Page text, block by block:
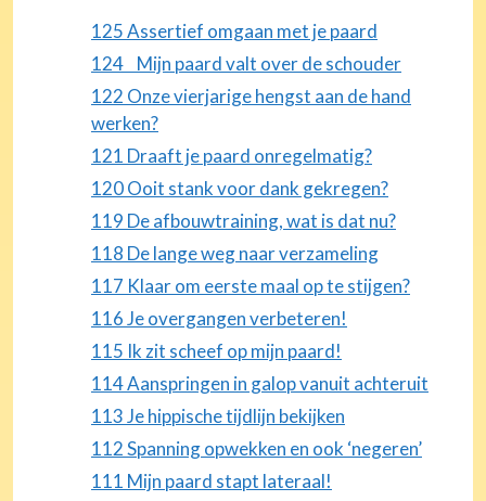
125 Assertief omgaan met je paard
124 Mijn paard valt over de schouder
122 Onze vierjarige hengst aan de hand
werken?
121 Draaft je paard onregelmatig?
120 Ooit stank voor dank gekregen?
119 De afbouwtraining, wat is dat nu?
118 De lange weg naar verzameling
117 Klaar om eerste maal op te stijgen?
116 Je overgangen verbeteren!
115 Ik zit scheef op mijn paard!
114 Aanspringen in galop vanuit achteruit
113 Je hippische tijdlijn bekijken
112 Spanning opwekken en ook ‘negeren’
111 Mijn paard stapt lateraal!